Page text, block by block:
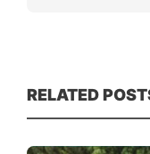
RELATED